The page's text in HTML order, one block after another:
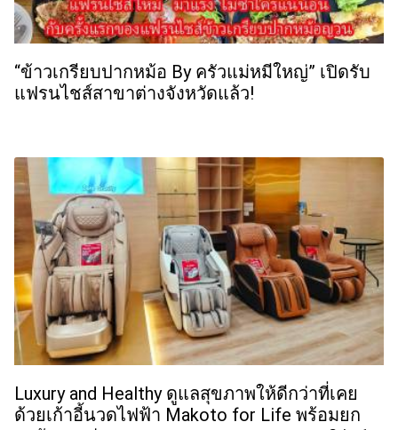
“ข้าวเกรียบปากหม้อ By ครัวแม่หมีใหญ่” เปิดรับ
แฟรนไชส์สาขาต่างจังหวัดแล้ว!
Luxury and Healthy ดูแลสุขภาพให้ดีกว่าที่เคย
ด้วยเก้าอี้นวดไฟฟ้า Makoto for Life พร้อมยก